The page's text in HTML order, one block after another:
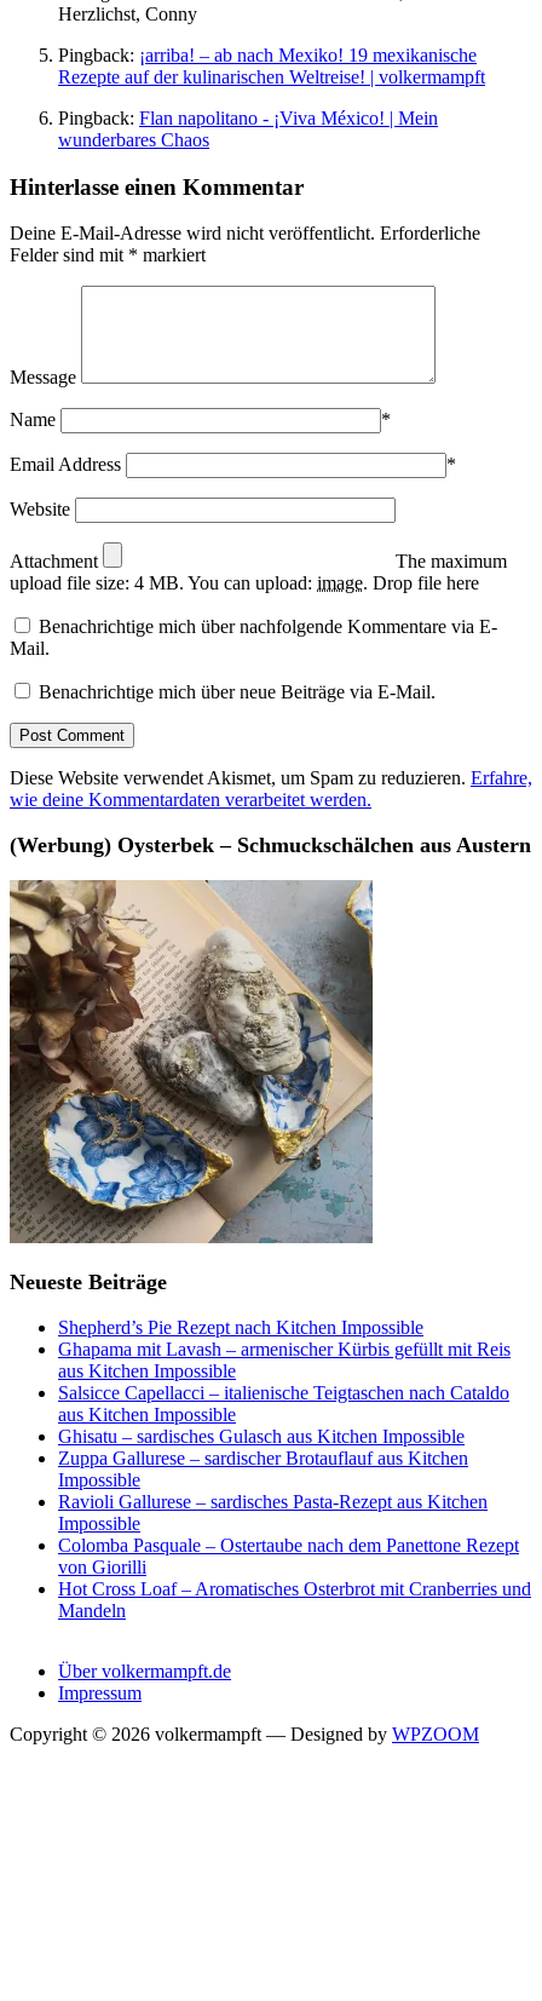
Herzlichst, Conny
Pingback: ¡arriba! – ab nach Mexiko! 19 mexikanische
Rezepte auf der kulinarischen Weltreise! | volkermampft
Pingback: Flan napolitano - ¡Viva México! | Mein
wunderbares Chaos
Hinterlasse einen Kommentar
Deine E-Mail-Adresse wird nicht veröffentlicht. Erforderliche
Felder sind mit * markiert
Message
Name *
Email Address *
Website
Attachment
The maximum
upload file size: 4 MB. You can upload: image. Drop file here
Benachrichtige mich über nachfolgende Kommentare via E-
Mail.
Benachrichtige mich über neue Beiträge via E-Mail.
Diese Website verwendet Akismet, um Spam zu reduzieren. Erfahre,
wie deine Kommentardaten verarbeitet werden.
(Werbung) Oysterbek – Schmuckschälchen aus Austern
Neueste Beiträge
Shepherd’s Pie Rezept nach Kitchen Impossible
Ghapama mit Lavash – armenischer Kürbis gefüllt mit Reis
aus Kitchen Impossible
Salsicce Capellacci – italienische Teigtaschen nach Cataldo
aus Kitchen Impossible
Ghisatu – sardisches Gulasch aus Kitchen Impossible
Zuppa Gallurese – sardischer Brotauflauf aus Kitchen
Impossible
Ravioli Gallurese – sardisches Pasta-Rezept aus Kitchen
Impossible
Colomba Pasquale – Ostertaube nach dem Panettone Rezept
von Giorilli
Hot Cross Loaf – Aromatisches Osterbrot mit Cranberries und
Mandeln
Über volkermampft.de
Impressum
Copyright © 2026 volkermampft — Designed by WPZOOM